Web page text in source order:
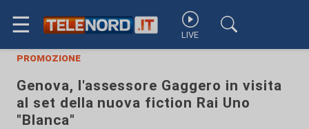
☰ LIVE
promozione
Genova, l'assessore Gaggero in visita
al set della nuova fiction Rai Uno
"Blanca"